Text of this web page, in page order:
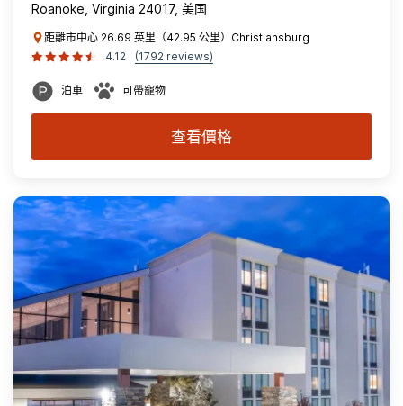
Roanoke, Virginia 24017, 美国
距離市中心 26.69 英里（42.95 公里）Christiansburg
4.12
(1792 reviews)
泊車 可帶寵物
查看價格